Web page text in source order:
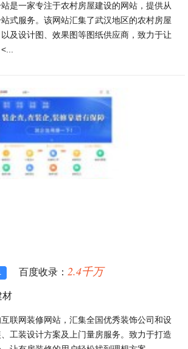
是一家专注于农村房屋建设的网站，提供从
式服务。该网站汇集了武汉地区的农村房屋
及设计图、效果图等图纸供应商，致力于让
百度收录： 2.4千万
材
联网装修网站，汇集全国优秀装饰公司和设
工装设计方案及上门量房服务。致力于打造